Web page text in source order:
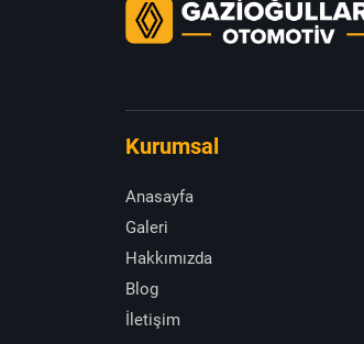
Kurumsal
Anasayfa
Galeri
Hakkımızda
Blog
İletişim